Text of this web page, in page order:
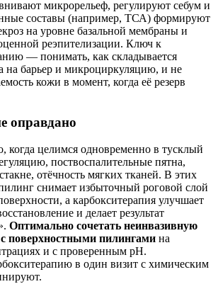
микрорельеф, регулируют себум и
составы (например, ТСА) формируют
на уровне базальной мембраны и
реэпителизации. Ключ к
— понимать, как складывается
на барьер и микроциркуляцию, и не
кожи в момент, когда её резерв
оправдано
когда целимся одновременно в тусклый
поствоспалительные пятна,
отёчность мягких тканей. В этих
снимает избыточный роговой слой
а карбокситерапия улучшает
и делает результат
Оптимально сочетать неинвазивную
поверхностными пилингами на
и с проверенным pH.
в один визит с химическим